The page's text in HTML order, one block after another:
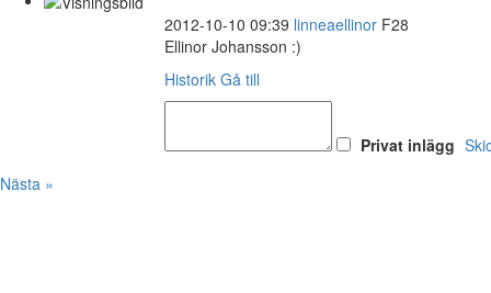
2012-10-10 09:39 linneaellinor F28
Ellinor Johansson :)
Historik Gå till
Privat inlägg
Nästa »